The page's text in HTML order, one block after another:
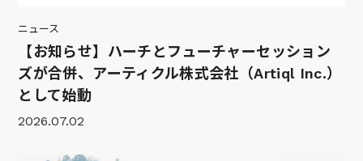
ニュース
【お知らせ】ハーチとフューチャーセッション
ズが合併、アーティクル株式会社（Artiql Inc.）
として始動
2026.07.02